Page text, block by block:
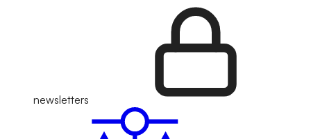
newsletters